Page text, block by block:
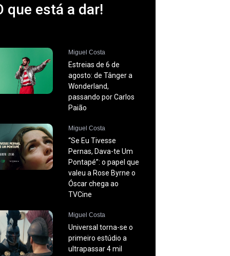
que está a dar!
Miguel Costa
Estreias de 6 de
agosto: de Tânger a
Wonderland,
passando por Carlos
Paião
Miguel Costa
“Se Eu Tivesse
Pernas, Dava-te Um
Pontapé”: o papel que
valeu a Rose Byrne o
Óscar chega ao
TVCine
Miguel Costa
Universal torna-se o
primeiro estúdio a
ultrapassar 4 mil